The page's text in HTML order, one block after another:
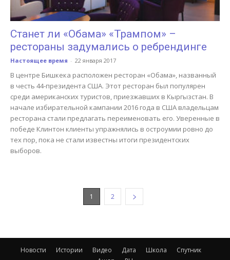
Станет ли «Обама» «Трампом» –
рестораны задумались о ребрендинге
Настоящее время - 22 января 2017
В центре Бишкека расположен ресторан «Обама», названный
в честь 44-президента США. Этот ресторан был популярен
среди американских туристов, приезжавших в Кыргызстан. В
начале избирательной кампании 2016 года в США владельцам
ресторана стали предлагать переименовать его. Уверенные в
победе Клинтон клиенты упражнялись в остроумии ровно до
тех пор, пока не стали известны итоги президентских
выборов.
1 2
Новости Истории Видео Дата Школа
Спутник